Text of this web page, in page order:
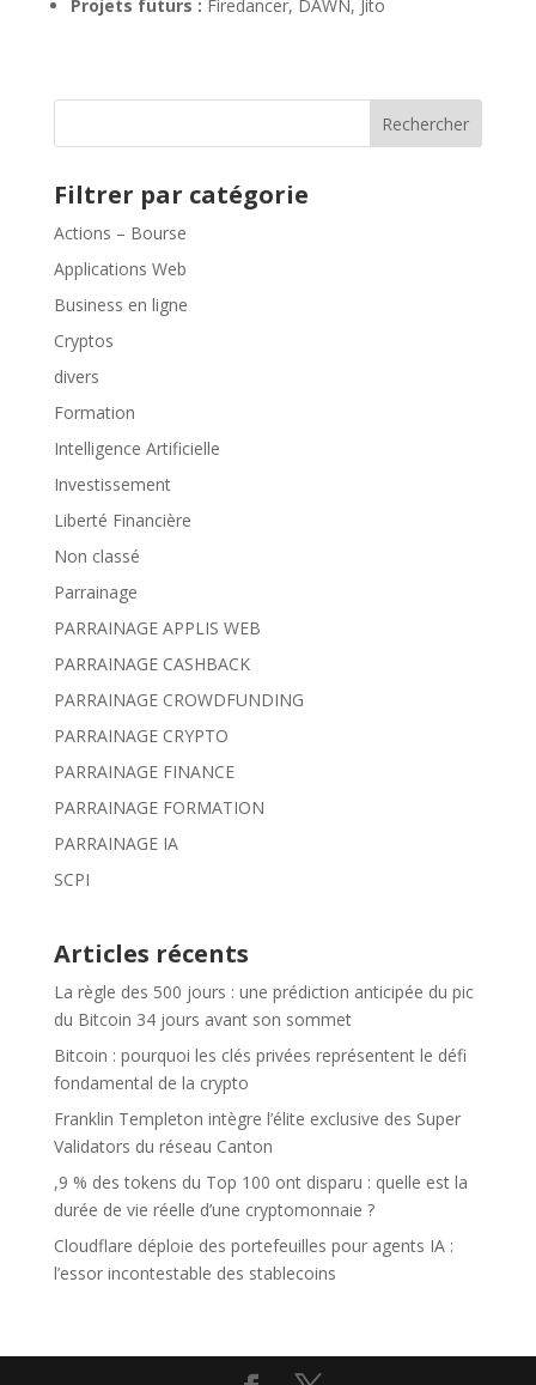
Projets futurs : Firedancer, DAWN, Jito
Rechercher
Filtrer par catégorie
Actions – Bourse
Applications Web
Business en ligne
Cryptos
divers
Formation
Intelligence Artificielle
Investissement
Liberté Financière
Non classé
Parrainage
PARRAINAGE APPLIS WEB
PARRAINAGE CASHBACK
PARRAINAGE CROWDFUNDING
PARRAINAGE CRYPTO
PARRAINAGE FINANCE
PARRAINAGE FORMATION
PARRAINAGE IA
SCPI
Articles récents
La règle des 500 jours : une prédiction anticipée du pic
du Bitcoin 34 jours avant son sommet
Bitcoin : pourquoi les clés privées représentent le défi
fondamental de la crypto
Franklin Templeton intègre l’élite exclusive des Super
Validators du réseau Canton
,9 % des tokens du Top 100 ont disparu : quelle est la
durée de vie réelle d’une cryptomonnaie ?
Cloudflare déploie des portefeuilles pour agents IA :
l’essor incontestable des stablecoins